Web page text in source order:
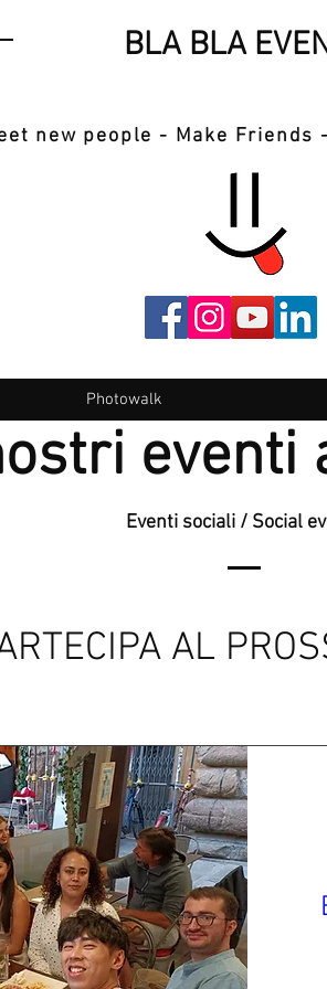
BLA BLA
new people - Make Friends
Photowalk
eventi
Eventi sociali / Social
AL